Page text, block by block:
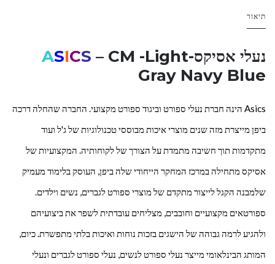
תיאור
נעלי אסיקס- ASICS – CM -Light
Gray Navy Blue
Asics הינה חברת נעלי ספורט וביגוד ספורט מקצועי. החברה שהחלה דרכה
ביפן מייצרת מזה שנים מוצרי איכות מבוססי טכנולוגיות של ג'ל ועוד
מתקדמות תוך חשיבה מתמדת על הצורך של לקוחותיה. המקצועיות של
אסיקס מתחילה במרכז המחקר הייחודי שלה ביפן, העוסק בלימוד מעמיק
שלמבנה הקגל לייצור מתקדם של מוצרי ספורט לגברים, נשים וילדים.
ספורטאים מקצועיים וחובבים, מצליחים עובדתית לשפר את ביצועיהם
ולהגיע לרמה גבוהה של הישגים בזכות נוחות ואיכות בלתי מתפשרת. כיום,
המותג הבינלאומי מייצר נעלי ספורט לנשים, נעלי ספורט לגברים ונעלי